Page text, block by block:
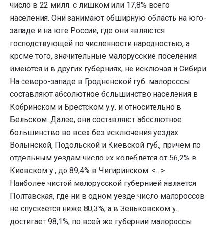
число в 22 милл. с лишком или 17,8% всего
населения. Они занимают обширную область на юго-
западе и на юге России, где они являются
господствующей по численности народностью, а
кроме того, значительные малорусские поселения
имеются и в других губерниях, не исключая и Сибири.
На северо-западе в Гродненской губ. малороссы
составляют абсолютное большинство населения в
Кобринском и Брестском у.у. и относительно в
Бельском. Далее, они составляют абсолютное
большинство во всех без исключения уездах
Волынской, Подольской и Киевской губ., причем по
отдельным уездам число их колеблется от 56,2% в
Киевском у., до 89,4% в Чигиринском. <…>
Наиболее чистой малорусской губернией является
Полтавская, где ни в одном уезде число малороссов
не спускается ниже 80,3%, а в Зеньковском у.
достигает 98,1%; по всей же губернии малороссы